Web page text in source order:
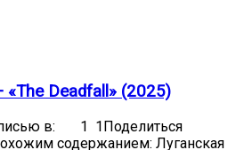
Deadfall» (2025)
в: 1 1Поделиться
содержанием: Луганская